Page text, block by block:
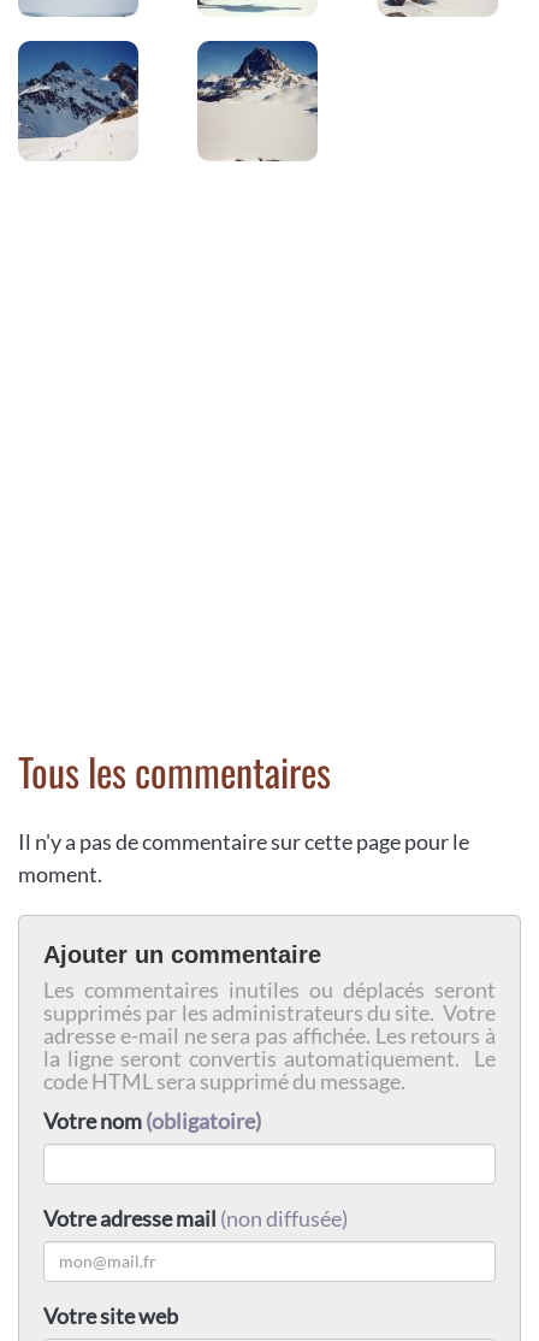
Tous les commentaires
Il n'y a pas de commentaire sur cette page pour le
moment.
Ajouter un commentaire
Les commentaires inutiles ou déplacés seront
supprimés par les administrateurs du site. Votre
adresse e-mail ne sera pas affichée. Les retours à
la ligne seront convertis automatiquement. Le
code HTML sera supprimé du message.
Votre nom(obligatoire)
Votre adresse mail (non diffusée)
Votre site web